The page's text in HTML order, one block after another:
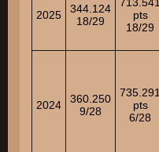
2025
344.124
18/29
pts
18/29
2024
360.250
9/28
735.291
pts
6/28